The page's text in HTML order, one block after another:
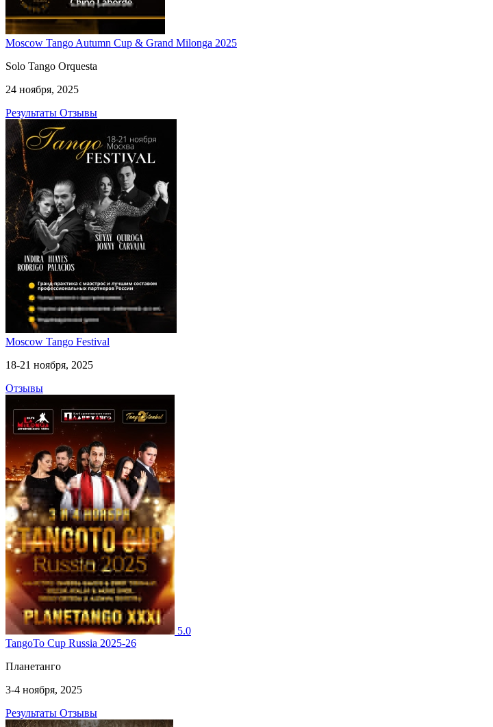
Moscow Tango Autumn Cup & Grand Milonga 2025
Solo Tango Orquesta
24 ноября, 2025
Результаты Отзывы
Moscow Tango Festival
18-21 ноября, 2025
Отзывы
5.0
TangoTo Cup Russia 2025-26
Планетанго
3-4 ноября, 2025
Результаты Отзывы